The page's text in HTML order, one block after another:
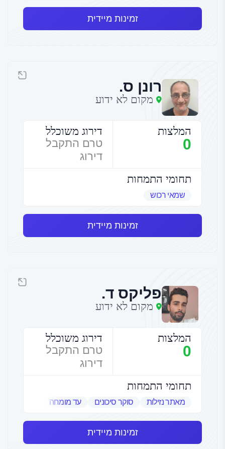
זמינות מיידית
רונן ס.
מקום לא ידוע
המלצות
0
דירוג משוכלל
טרם התקבל
דירוג
תחומי התמחות
שמאי רכוש
זמינות מיידית
פליקס ד.
מקום לא ידוע
המלצות
0
דירוג משוכלל
טרם התקבל
דירוג
תחומי התמחות
מאתר נזילות סוקר סיכונים עד מומחה
זמינות מיידית